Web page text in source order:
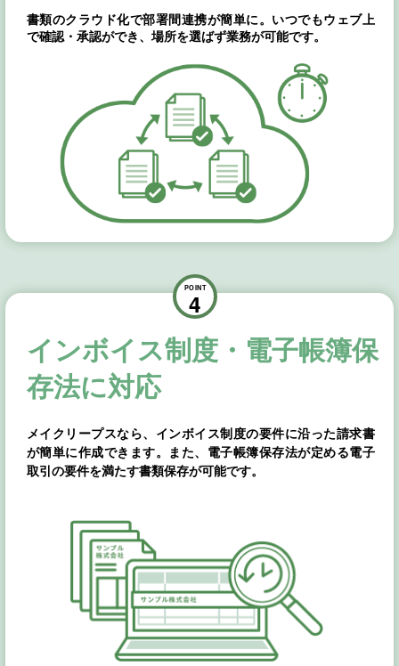
書類のクラウド化で部署間連携が簡単に。いつでもウェブ上
で確認・承認ができ、場所を選ばず業務が可能です。
POINT
4
インボイス制度・電子帳簿保
存法に対応
メイクリープスなら、インボイス制度の要件に沿った請求書
が簡単に作成できます。また、電子帳簿保存法が定める電子
取引の要件を満たす書類保存が可能です。